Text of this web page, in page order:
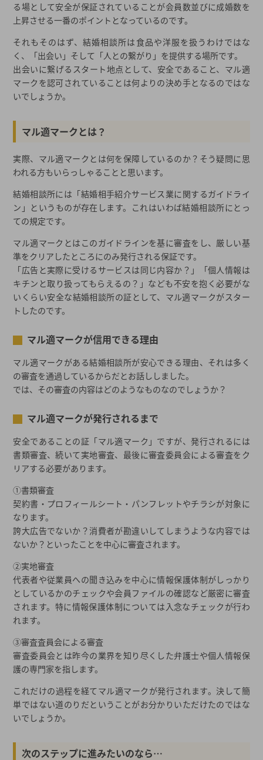
る場として安全が保証されていることが会員数並びに成婚数を
上昇させる一番のポイントとなっているのです。
それもそのはず、結婚相談所は食品や洋服を扱うわけではな
く、「出会い」そして「人との繋がり」を提供する場所です。
出会いに繋げるスタート地点として、安全であること、マル適
マークを認可されていることは何よりの決め手となるのではな
いでしょうか。
マル適マークとは？
実際、マル適マークとは何を保障しているのか？そう疑問に思
われる方もいらっしゃることと思います。
結婚相談所には「結婚相手紹介サービス業に関するガイドライ
ン」というものが存在します。これはいわば結婚相談所にとっ
ての規定です。
マル適マークとはこのガイドラインを基に審査をし、厳しい基
準をクリアしたところにのみ発行される保証です。
「広告と実際に受けるサービスは同じ内容か？」「個人情報は
キチンと取り扱ってもらえるの？」なども不安を抱く必要がな
いくらい安全な結婚相談所の証として、マル適マークがスター
トしたのです。
マル適マークが信用できる理由
マル適マークがある結婚相談所が安心できる理由、それは多く
の審査を通過しているからだとお話ししました。
では、その審査の内容はどのようなものなのでしょうか？
マル適マークが発行されるまで
安全であることの証「マル適マーク」ですが、発行されるには
書類審査、続いて実地審査、最後に審査委員会による審査をク
リアする必要があります。
①書類審査
契約書・プロフィールシート・パンフレットやチラシが対象に
なります。
誇大広告でないか？消費者が勘違いしてしまうような内容では
ないか？といったことを中心に審査されます。
②実地審査
代表者や従業員への聞き込みを中心に情報保護体制がしっかり
としているかのチェックや会員ファイルの確認など厳密に審査
されます。特に情報保護体制については入念なチェックが行わ
れます。
③審査査員会による審査
審査委員会とは昨今の業界を知り尽くした弁護士や個人情報保
護の専門家を指します。
これだけの過程を経てマル適マークが発行されます。決して簡
単ではない道のりだということがお分かりいただけたのではな
いでしょうか。
次のステップに進みたいのなら…